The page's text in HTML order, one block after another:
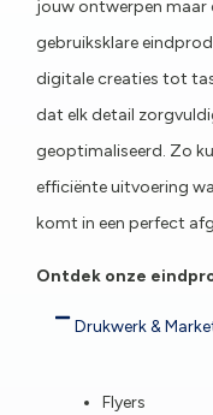
jouw ontwerpen maar
gebruiksklare
digitale creaties tot
dat elk detail
geoptimaliseerd. Zo
efficiënte uitvoering
komt in een perfect
Ontdek onze
Drukwerk &
Flyers